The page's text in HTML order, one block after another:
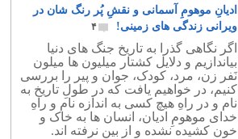
ادیانِ موهومِ آسمانی و نقشِ پُر رنگ شان در
ویرانی زندگی های زمینی!
۴
اگر نگاهی گذرا به تاریخ جنگ های دنیا
بیاندازیم و دلایل کشتار میلیون ها میلون
نَفر زن، مرد، کودک، جوان و پیر را بررسی
کنیم، در خواهیم یافت که در طولِ تاریخ به
نام و در راهِ هیچ کسی به اندازه نام و راهِ
خدای موهومِ ادیان، انسان ها به خاک و
خون کشیده نشده و از بین نرفته اند.